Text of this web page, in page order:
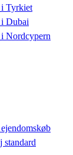
i Tyrkiet
i Dubai
Nordcypern
standard